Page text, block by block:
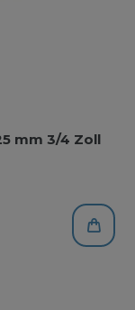
mm 3/4 Zoll